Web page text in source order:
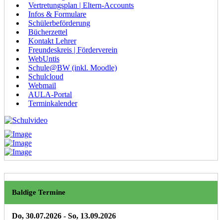
Vertretungsplan | Eltern-Accounts
Infos & Formulare
Schülerbeförderung
Bücherzettel
Kontakt Lehrer
Freundeskreis | Förderverein
WebUntis
Schule@BW (inkl. Moodle)
Schulcloud
Webmail
AULA-Portal
Terminkalender
Baldige Termine
Do, 30.07.2026 - So, 13.09.2026